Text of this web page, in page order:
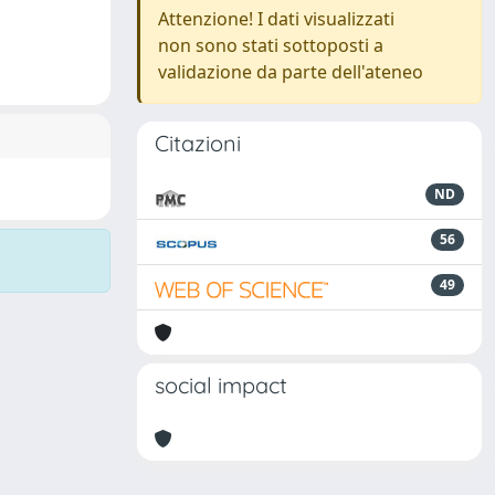
Attenzione! I dati visualizzati
non sono stati sottoposti a
validazione da parte dell'ateneo
Citazioni
ND
56
49
social impact